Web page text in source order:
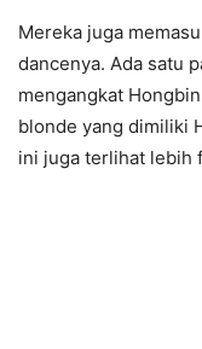
Mereka juga
dancenya. Ada satu
mengangkat
blonde yang dimiliki
ini juga terlihat lebih